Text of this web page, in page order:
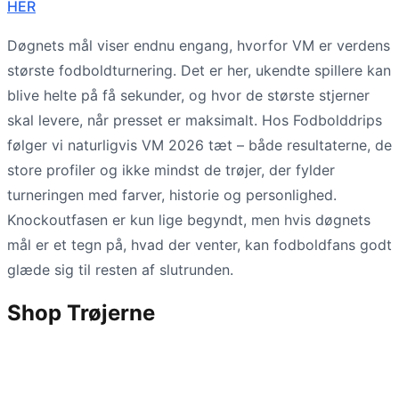
HER
Døgnets mål viser endnu engang, hvorfor VM er verdens
største fodboldturnering. Det er her, ukendte spillere kan
blive helte på få sekunder, og hvor de største stjerner
skal levere, når presset er maksimalt. Hos Fodbolddrips
følger vi naturligvis VM 2026 tæt – både resultaterne, de
store profiler og ikke mindst de trøjer, der fylder
turneringen med farver, historie og personlighed.
Knockoutfasen er kun lige begyndt, men hvis døgnets
mål er et tegn på, hvad der venter, kan fodboldfans godt
glæde sig til resten af slutrunden.
Shop Trøjerne